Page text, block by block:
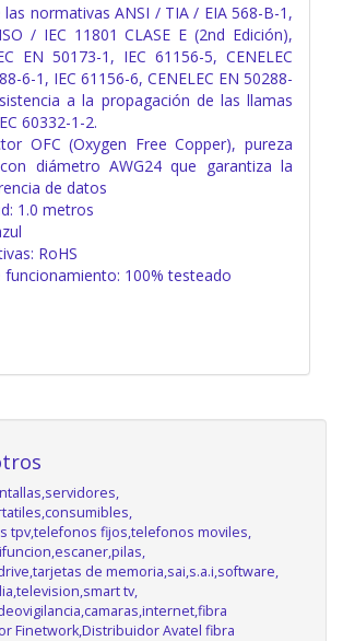
las normativas ANSI / TIA / EIA 568-B-1,
/ IEC 11801 CLASE E (2nd Edición),
EN 50173-1, IEC 61156-5, CENELEC
6-1, IEC 61156-6, CENELEC EN 50288-
a la propagación de las llamas
60332-1-2.
OFC (Oxygen Free Copper), pureza
diámetro AWG24 que garantiza la
de datos
1.0 metros
RoHS
funcionamiento: 100% testeado
tpv,telefonos fijos,telefonos moviles,
de memoria,sai,s.a.i,software,
tv,
Finetwork,Distribuidor Avatel fibra